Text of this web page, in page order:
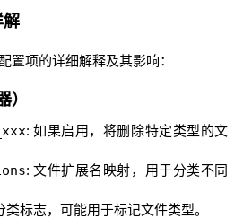
项的详细解释及其影响：
: 如果启用，将删除特定类型的文
: 文件扩展名映射，用于分类不同
类标志，可能用于标记文件类型。